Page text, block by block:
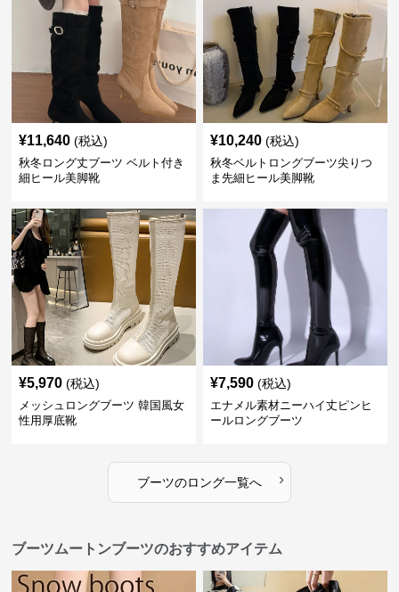
¥11,640 (税込)
秋冬ロング丈ブーツ ベルト付き
細ヒール美脚靴
¥10,240 (税込)
秋冬ベルトロングブーツ尖りつ
ま先細ヒール美脚靴
¥5,970 (税込)
メッシュロングブーツ 韓国風女
性用厚底靴
¥7,590 (税込)
エナメル素材ニーハイ丈ピンヒ
ールロングブーツ
ブーツのロング一覧へ ›
ブーツムートンブーツのおすすめアイテム